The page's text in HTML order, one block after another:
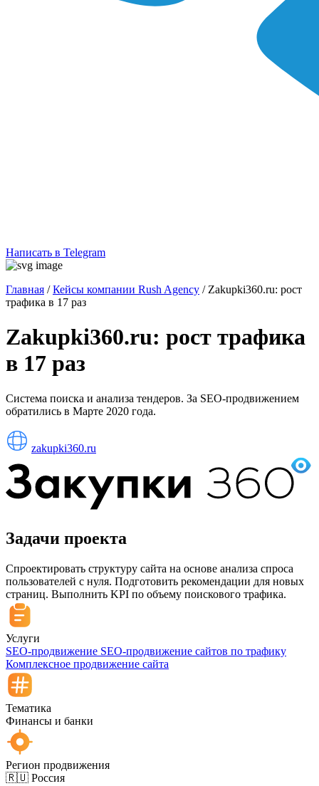
Написать в Telegram
Главная /Кейсы компании Rush Agency / Zakupki360.ru: рост
трафика в 17 раз
Zakupki360.ru: рост трафика
в 17 раз
Система поиска и анализа тендеров. За SEO-продвижением
обратились в Марте 2020 года.
zakupki360.ru
Задачи проекта
Спроектировать структуру сайта на основе анализа спроса
пользователей с нуля. Подготовить рекомендации для новых
страниц. Выполнить KPI по объему поискового трафика.
Услуги
SEO-продвижение SEO-продвижение сайтов по трафику
Комплексное продвижение сайта
Тематика
Финансы и банки
Регион продвижения
🇷🇺 Россия